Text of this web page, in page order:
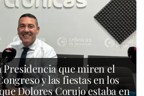
Presidencia que miren el
y las fiestas en los
Dolores Corujo estaba en